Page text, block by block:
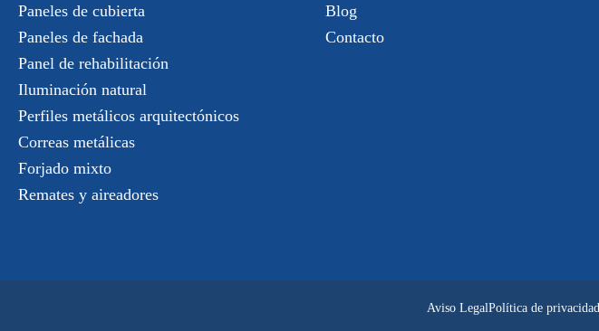
Paneles de cubierta
Paneles de fachada
Panel de rehabilitación
Iluminación natural
Perfiles metálicos arquitectónicos
Correas metálicas
Forjado mixto
Remates y aireadores
Blog
Contacto
Aviso LegalPolítica de privacidad